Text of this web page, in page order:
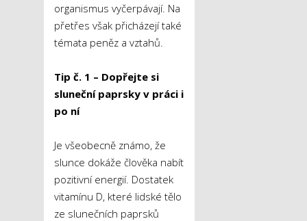
organismus vyčerpávají. Na
přetřes však přicházejí také
témata peněz a vztahů.
Tip č. 1 – Dopřejte si
sluneční paprsky v práci i
po ní
Je všeobecně známo, že
slunce dokáže člověka nabít
pozitivní energií. Dostatek
vitamínu D, které lidské tělo
ze slunečních paprsků